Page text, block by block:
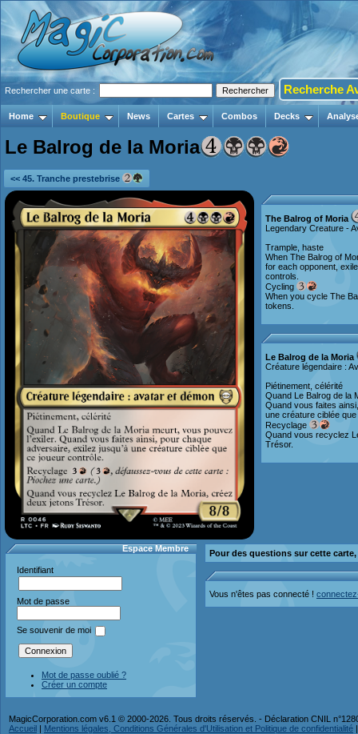
Rechercher une carte : Recherche
Home Boutique News Cartes Combos Decks
Le Balrog de la Moria
<< 45. Tranche prestebrise
The Balrog of Moria
Legendary Creature -
Trample, haste
When The Balrog of
for each opponent,
controls.
Cycling
When you cycle The
tokens.
Le Balrog de la Moria
Créature légendaire :
Piétinement, célérité
Quand Le Balrog de la
Quand vous faites
une créature ciblée
Recyclage
Quand vous recyclez
Trésor.
Espace Membre
Identifiant
Mot de passe
Se souvenir de moi
Mot de passe oublié ?
Créer un compte
Pour des questions sur cette
Vous n'êtes pas connecté !
MagicCorporation.com v6.1 © 2000-2026. Tous droits réservés. - Déclaration CNIL
Accueil | Mentions légales, Conditions Générales d'Utilisation et Politique de confidentialité